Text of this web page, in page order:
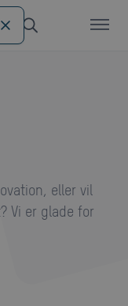
Vi er glade for